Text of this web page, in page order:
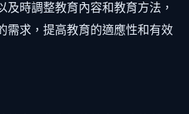
及時調整教育內容和教育方法，
需求，提高教育的適應性和有效